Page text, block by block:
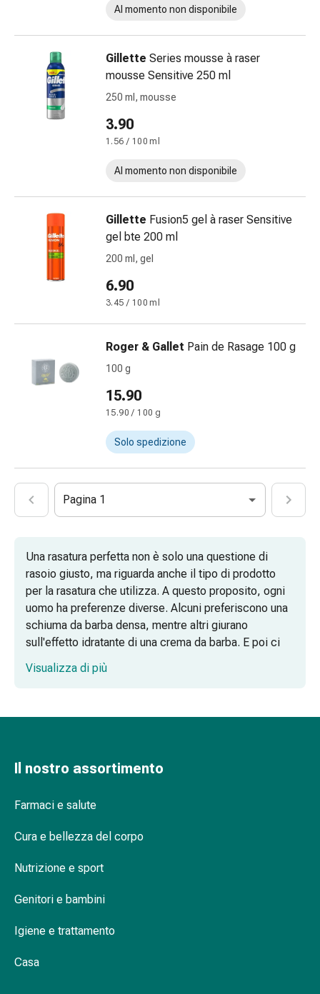
Terapia
Bach
terapia
delle
vegetali
Omeopatia
Fitoterapia
Schüssler
Spagirici
Antroposofico
Disturbi
Prostata
Disturbi
e
alla
vescica
Dolore
febbre
Mal
di
testa
ed
emicrania
Dolori
muscolari
Riscaldamento
Stress
sonno
calmanti
d'umore
Al momento non disponibile
Gillette Series mousse à raser
mousse Sensitive 250 ml
250 ml, mousse
3.90
1.56 / 100 ml
Al momento non disponibile
Gillette Fusion5 gel à raser Sensitive
gel bte 200 ml
200 ml, gel
6.90
3.45 / 100 ml
Roger & Gallet Pain de Rasage 100 g
100 g
15.90
15.90 / 100 g
Solo spedizione
Pagina 1
Una rasatura perfetta non è solo una questione di
rasoio giusto, ma riguarda anche il tipo di prodotto
per la rasatura che utilizza. A questo proposito, ogni
uomo ha preferenze diverse. Alcuni preferiscono una
schiuma da barba densa, mentre altri giurano
sull'effetto idratante di una crema da barba. E poi ci
sono coloro che optano per la consistenza
rinfrescante di un gel da barba.
Visualizza di più
Il nostro assortimento
Farmaci e salute
Cura e bellezza del corpo
Nutrizione e sport
Genitori e bambini
Igiene e trattamento
Casa